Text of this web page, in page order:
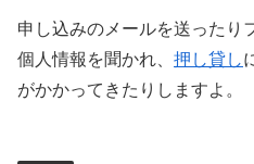
申し込みのメールを送ったり
個人情報を聞かれ、 押し貸し
がかかってきたりしますよ。